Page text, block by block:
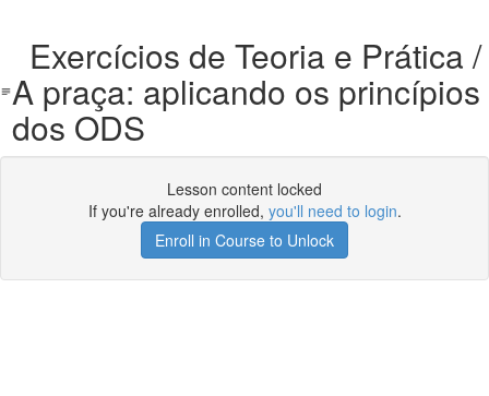
Exercícios de Teoria e Prática /
A praça: aplicando os princípios
dos ODS
Lesson content locked
If you're already enrolled, you'll need to login.
Enroll in Course to Unlock